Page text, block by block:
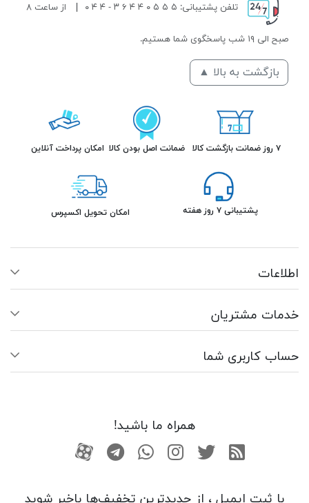
تلفن پشتیبانی: ۵ ۵ ۵ ۰ ۴ ۴ ۶ ۳ - ۴ ۴ ۰ از ساعت ۸
صبح الی ۱۹ شب پاسخگوی شما هستیم.
بازگشت به بالا ▲
۷ روز ضمانت بازگشت کالا ضمانت اصل بودن کالا امکان پرداخت آنلاین
پشتیبانی ۷ روز هفته امکان تحویل اکسپرس
اطلاعات
خدمات مشتریان
حساب کاربری شما
همراه ما باشید!
RSS توییتراینستاگرام
واتساپتلگرامآپارات
با ثبت ایمیل ، از جدید‌ترین تخفیف‌ها با‌خبر شوید